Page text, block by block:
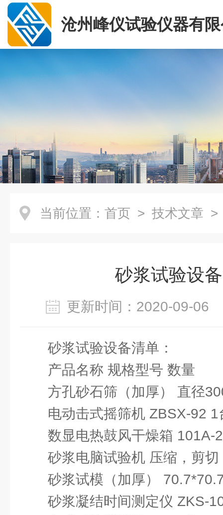
沧州峰仪试验仪器有
当前位置： 首页 > 技术文章 >
砂浆试验设
更新时间：2020-09-
砂浆试验设备清单：
产品名称 规格型号 数量
方孔砂石筛（加厚） 直径
电动击式摇筛机 ZBSX-92 1
数显电热鼓风干燥箱
砂浆电脑试验机 压缩，剪
砂浆试模（加厚）
砂浆凝结时间测定仪 ZKS-